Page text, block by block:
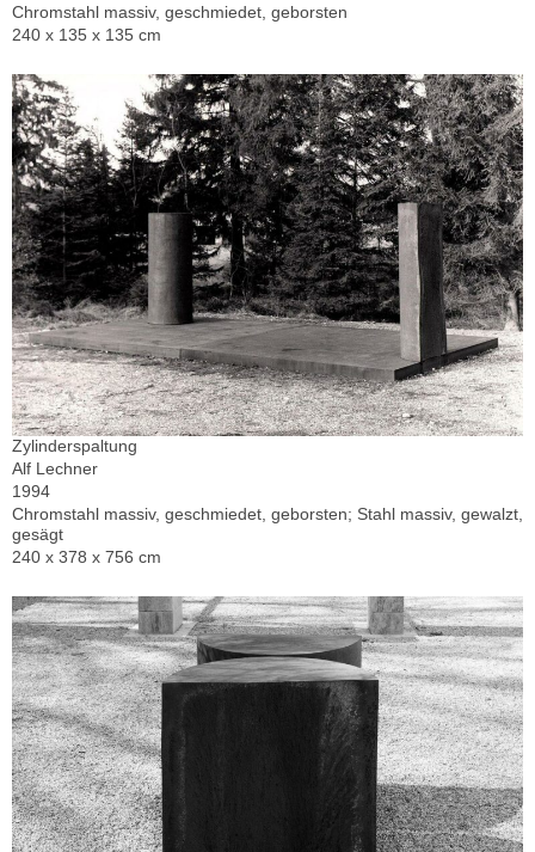
Chromstahl massiv, geschmiedet, geborsten
240 x 135 x 135 cm
Zylinderspaltung
Alf Lechner
1994
Chromstahl massiv, geschmiedet, geborsten; Stahl massiv, gewalzt,
gesägt
240 x 378 x 756 cm